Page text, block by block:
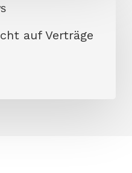
auf Verträge